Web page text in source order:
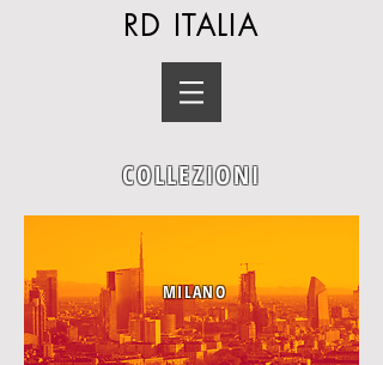
RD ITALIA
COLLEZIONI
MILANO